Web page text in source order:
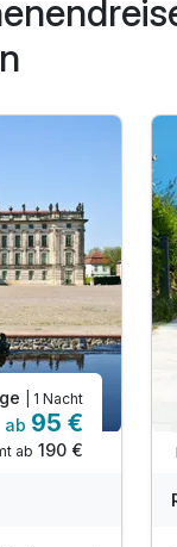
| 1 Nacht
ab 95 €
ab 190 €